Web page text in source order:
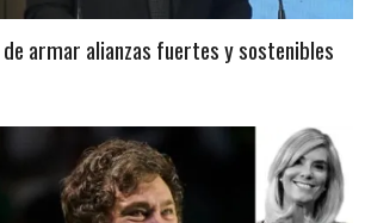
armar alianzas fuertes y sostenibles